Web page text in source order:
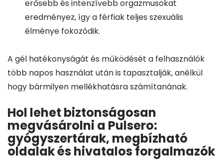
erősebb és intenzívebb orgazmusokat
eredményez, így a férfiak teljes szexuális
élménye fokozódik.
A gél hatékonyságát és működését a felhasználók
több napos használat után is tapasztalják, anélkül
hogy bármilyen mellékhatásra számítanának.
Hol lehet biztonságosan
megvásárolni a Pulsero:
gyógyszertárak, megbízható
oldalak és hivatalos forgalmazók